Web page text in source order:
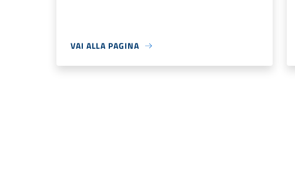
VAI ALLA PAGINA